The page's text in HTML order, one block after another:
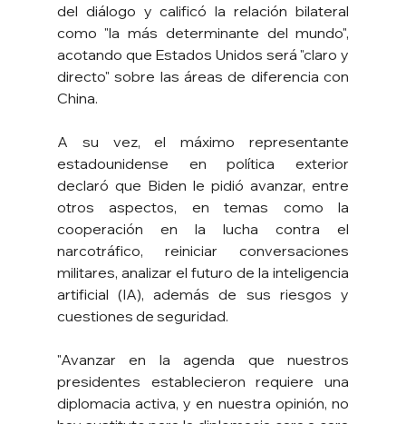
del diálogo y calificó la relación bilateral
como "la más determinante del mundo",
acotando que Estados Unidos será "claro y
directo" sobre las áreas de diferencia con
China.
A su vez, el máximo representante
estadounidense en política exterior
declaró que Biden le pidió avanzar, entre
otros aspectos, en temas como la
cooperación en la lucha contra el
narcotráfico, reiniciar conversaciones
militares, analizar el futuro de la inteligencia
artificial (IA), además de sus riesgos y
cuestiones de seguridad.
"Avanzar en la agenda que nuestros
presidentes establecieron requiere una
diplomacia activa, y en nuestra opinión, no